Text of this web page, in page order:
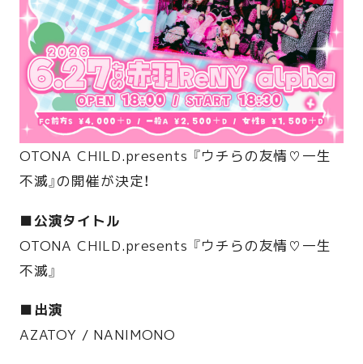
OTONA CHILD.presents 『ウチらの友情♡一生
不滅』の開催が決定！
■公演タイトル
OTONA CHILD.presents 『ウチらの友情♡一生
不滅』
■出演
AZATOY / NANIMONO